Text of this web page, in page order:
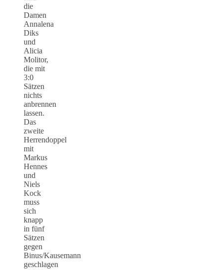
die
Damen
Annalena
Diks
und
Alicia
Molitor,
die mit
3:0
Sätzen
nichts
anbrennen
lassen.
Das
zweite
Herrendoppel
mit
Markus
Hennes
und
Niels
Kock
muss
sich
knapp
in fünf
Sätzen
gegen
Binus/Kausemann
geschlagen